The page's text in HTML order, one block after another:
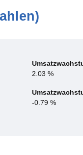
2.03 %
-0.79 %